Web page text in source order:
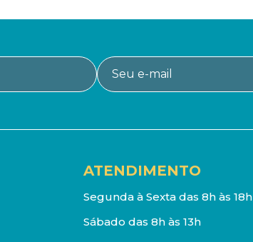
ATENDIMENTO
Segunda à Sexta das 8h às 18h
Sábado das 8h às 13h